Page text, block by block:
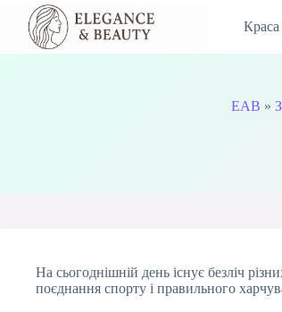
Перейти
вмісту
Краса
EAB »
На сьогоднішній день існує безліч
поєднання спорту і правильного